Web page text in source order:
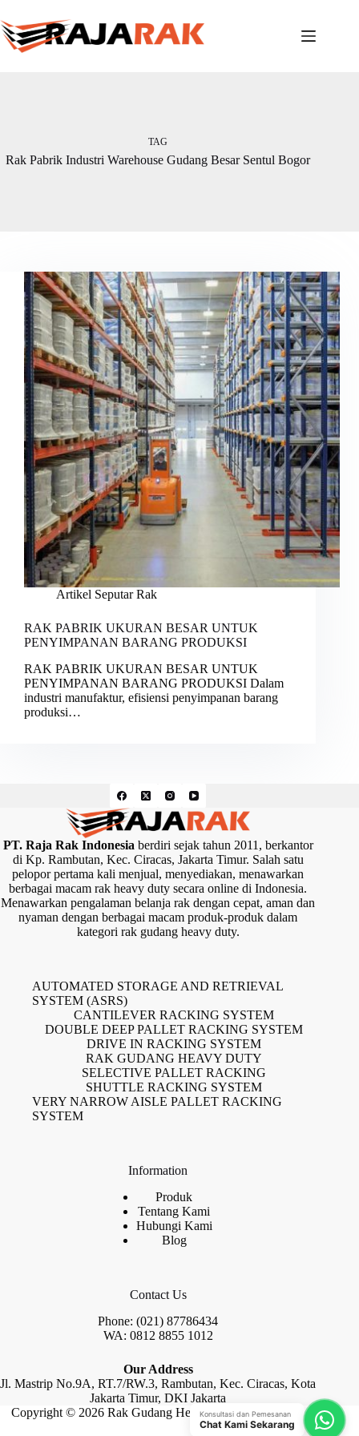
to
content
TAG
Rak Pabrik Industri Warehouse Gudang Besar Sentul Bogor
Artikel Seputar Rak
RAK PABRIK UKURAN BESAR UNTUK
PENYIMPANAN BARANG PRODUKSI
RAK PABRIK UKURAN BESAR UNTUK
PENYIMPANAN BARANG PRODUKSI Dalam
industri manufaktur, efisiensi penyimpanan barang
produksi…
PT. Raja Rak Indonesiaberdiri sejak tahun 2011, berkantor
di Kp. Rambutan, Kec. Ciracas, Jakarta Timur. Salah satu
pelopor pertama kali menjual, menyediakan, menawarkan
berbagai macam rak heavy duty secara online di Indonesia.
Menawarkan pengalaman belanja rak dengan cepat, aman dan
nyaman dengan berbagai macam produk-produk dalam
kategori rak gudang heavy duty.
AUTOMATED STORAGE AND RETRIEVAL
SYSTEM (ASRS)
CANTILEVER RACKING SYSTEM
DOUBLE DEEP PALLET RACKING SYSTEM
DRIVE IN RACKING SYSTEM
RAK GUDANG HEAVY DUTY
SELECTIVE PALLET RACKING
SHUTTLE RACKING SYSTEM
VERY NARROW AISLE PALLET RACKING
SYSTEM
Information
Produk
Tentang Kami
Hubungi Kami
Blog
Contact Us
Phone: (021) 87786434
WA: 0812 8855 1012
Our Address
Jl. Mastrip No.9A, RT.7/RW.3, Rambutan, Kec. Ciracas, Kota
Jakarta Timur, DKI Jakarta
Copyright © 2026 Rak Gudang Heayy Duty by Raja Rak
Konsultasi dan Pemesanan
Chat Kami Sekarang